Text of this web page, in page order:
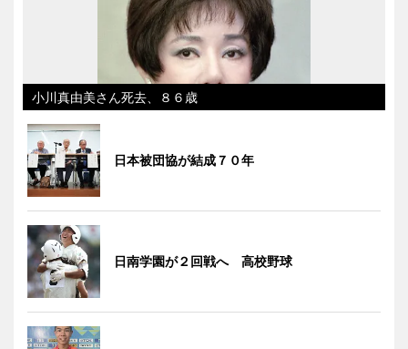
小川真由美さん死去、８６歳
日本被団協が結成７０年
日南学園が２回戦へ 高校野球